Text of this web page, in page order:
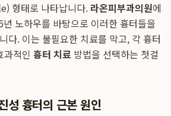
형태로 나타납니다. 라온피부과의원에
노하우를 바탕으로 이러한 흉터들을
다. 이는 불필요한 치료를 막고, 각 흉터
과적인 흉터 치료 방법을 선택하는 첫걸
성 흉터의 근본 원인